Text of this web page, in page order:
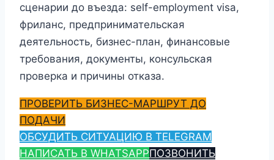
сценарии до въезда: self-employment visa,
фриланс, предпринимательская
деятельность, бизнес-план, финансовые
требования, документы, консульская
проверка и причины отказа.
ПРОВЕРИТЬ БИЗНЕС-МАРШРУТ ДО
ПОДАЧИ
ОБСУДИТЬ СИТУАЦИЮ В TELEGRAM
НАПИСАТЬ В WHATSAPPПОЗВОНИТЬ